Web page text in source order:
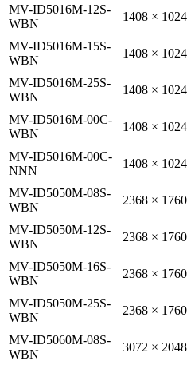
MV-ID5016M-12S-
WBN
1408 × 1024
MV-ID5016M-15S-
WBN
1408 × 1024
MV-ID5016M-25S-
WBN
1408 × 1024
MV-ID5016M-00C-
WBN
1408 × 1024
MV-ID5016M-00C-
NNN
1408 × 1024
MV-ID5050M-08S-
WBN
2368 × 1760
MV-ID5050M-12S-
WBN
2368 × 1760
MV-ID5050M-16S-
WBN
2368 × 1760
MV-ID5050M-25S-
WBN
2368 × 1760
MV-ID5060M-08S-
WBN
3072 × 2048